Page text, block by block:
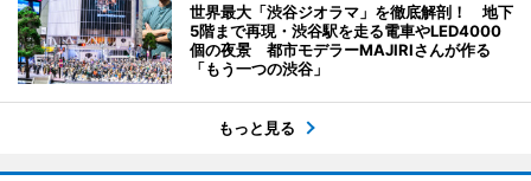
世界最大「渋谷ジオラマ」を徹底解剖！ 地下
5階まで再現・渋谷駅を走る電車やLED4000
個の夜景 都市モデラーMAJIRIさんが作る
「もう一つの渋谷」
もっと見る